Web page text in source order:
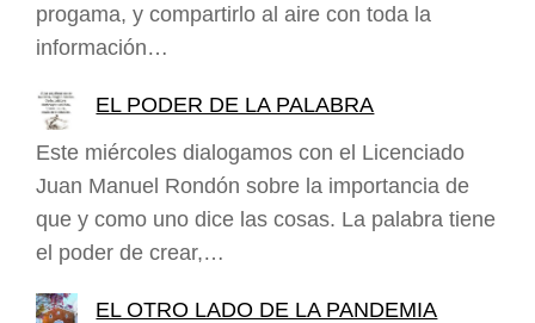
progama, y compartirlo al aire con toda la
información…
EL PODER DE LA PALABRA
Este miércoles dialogamos con el Licenciado
Juan Manuel Rondón sobre la importancia de
que y como uno dice las cosas. La palabra tiene
el poder de crear,…
EL OTRO LADO DE LA PANDEMIA